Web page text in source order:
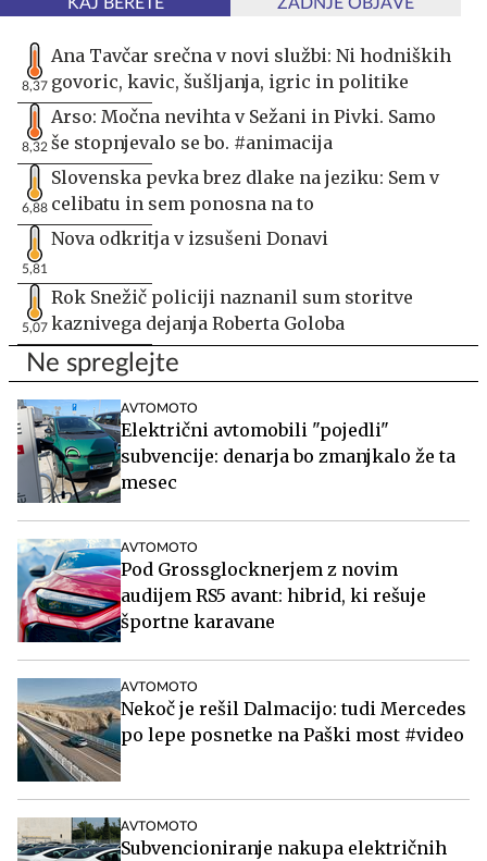
8,37
Ana Tavčar srečna v novi službi: Ni hodniških
govoric, kavic, šušljanja, igric in politike
8,32
Arso: Močna nevihta v Sežani in Pivki. Samo
še stopnjevalo se bo. #animacija
6,88
Slovenska pevka brez dlake na jeziku: Sem v
celibatu in sem ponosna na to
5,81
Nova odkritja v izsušeni Donavi
5,07
Rok Snežič policiji naznanil sum storitve
kaznivega dejanja Roberta Goloba
Ne spreglejte
AVTOMOTO
Električni avtomobili "pojedli"
subvencije: denarja bo zmanjkalo že ta
mesec
AVTOMOTO
Pod Grossglocknerjem z novim
audijem RS5 avant: hibrid, ki rešuje
športne karavane
AVTOMOTO
Nekoč je rešil Dalmacijo: tudi Mercedes
po lepe posnetke na Paški most #video
AVTOMOTO
Subvencioniranje nakupa električnih